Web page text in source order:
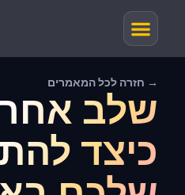
→ חזרה לכל המאמרים
שלב
כיצד